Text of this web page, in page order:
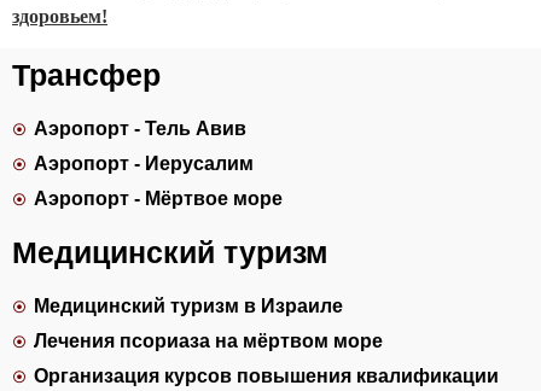
здоровьем!
Трансфер
Аэропорт - Тель Авив
Аэропорт - Иерусалим
Аэропорт - Мёртвое море
Медицинский туризм
Медицинский туризм в Израиле
Лечения псориаза на мёртвом море
Организация курсов повышения квалификации